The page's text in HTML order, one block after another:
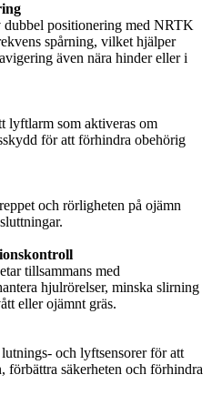
dubbel positionering med NRTK
spårning, vilket hjälper
även nära hinder eller i
lyftlarm som aktiveras om
för att förhindra obehörig
och rörligheten på ojämn
tillsammans med
hjulrörelser, minska slirning
eller ojämnt gräs.
och lyftsensorer för att
förbättra säkerheten och förhindra